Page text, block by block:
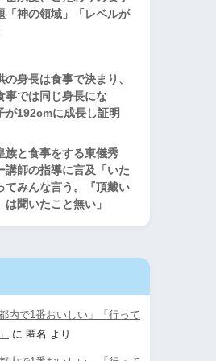
「神の領域」「レベルが
の身長は食事で決まり、
事では同じ身長にな
が192cmに成長し証明
族と食事をする東儀秀
講師の指導に言及「いた
てみんな言う。『頂戴い
は聞いたこと無い」
内で1番おいしい」「行って
に 匿名 より